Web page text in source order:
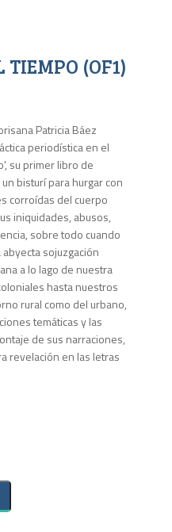
TIEMPO (OF1)
Patricia Báez
periodística en el
su primer libro de
bisturí para hurgar con
corroídas del cuerpo
iniquidades, abusos,
sobre todo cuando
sojuzgación
a lo lago de nuestra
hasta nuestros
rural como del urbano,
temáticas y las
de sus narraciones,
revelación en las letras